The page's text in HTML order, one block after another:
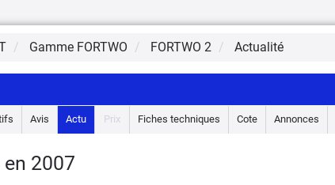
Gamme FORTWO FORTWO 2 Actualité
Avis Actu Prix Fiches techniques Cote Annonces
2007